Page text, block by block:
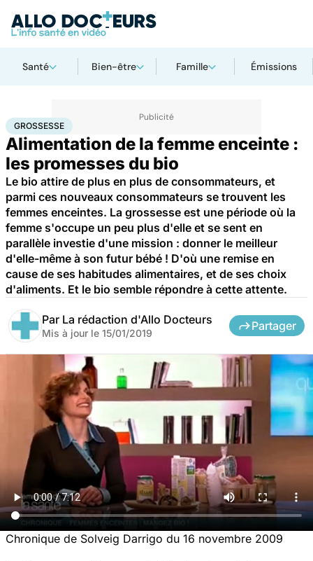
Santé Bien-être Famille Émissions
AccueilBien-être Grossesse
GROSSESSE
Alimentation de la femme enceinte :
les promesses du bio
Le bio attire de plus en plus de consommateurs, et
parmi ces nouveaux consommateurs se trouvent les
femmes enceintes. La grossesse est une période où la
femme s'occupe un peu plus d'elle et se sent en
parallèle investie d'une mission : donner le meilleur
d'elle-même à son futur bébé ! D'où une remise en
cause de ses habitudes alimentaires, et de ses choix
d'aliments. Et le bio semble répondre à cette attente.
Par La rédaction d'Allo Docteurs
Mis à jour le 15/01/2019
Partager
Chronique de Solveig Darrigo du 16 novembre 2009